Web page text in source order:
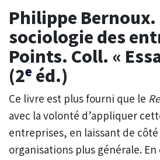
Philippe Bernoux.
sociologie des
Points. Coll. «
(2e éd.)
Ce livre est plus fourni que le
avec la volonté d’appliquer
entreprises, en laissant de
organisations plus générale.